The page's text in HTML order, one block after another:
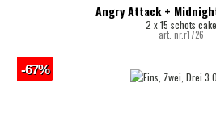
Angry Attack +
2 x 15 schots cake
art. nr.r1726
-67%